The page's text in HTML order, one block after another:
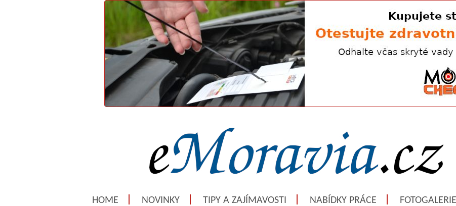
HOME NOVINKY TIPY A ZAJÍMAVOSTI NABÍDKY PRÁCE FOTOGALERIE